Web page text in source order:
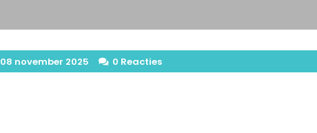
08 november 2025 0 Reacties